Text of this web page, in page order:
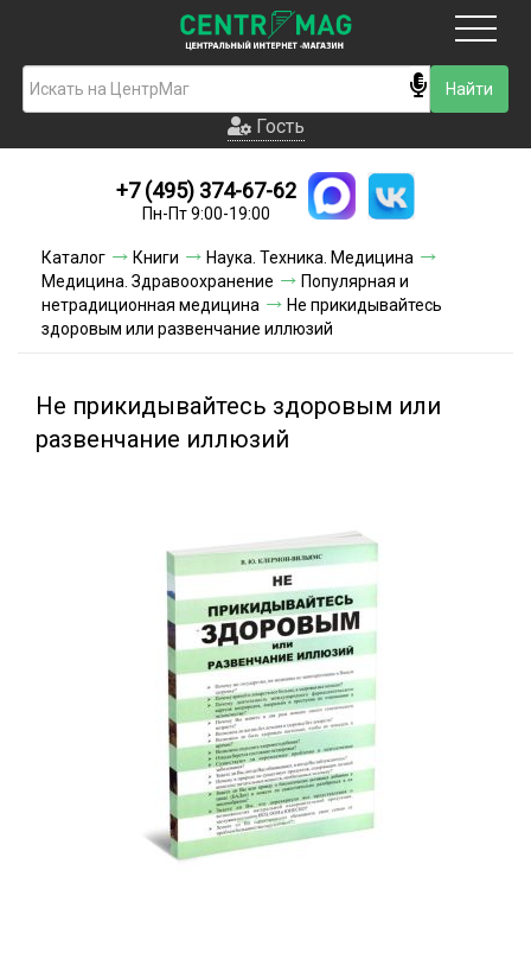
Гость
Новинки
Условия доставки
Условия оплаты
Акции и скидки
Гость
+7 (495) 374-67-62
Пн-Пт 9:00-19:00
Каталог Книги
Наука. Техника. Медицина
Медицина. Здравоохранение
Популярная и
нетрадиционная медицина
Не прикидывайтесь
здоровым или развенчание иллюзий
Не прикидывайтесь здоровым или
развенчание иллюзий